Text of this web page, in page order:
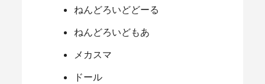
ねんどろいどどーる
ねんどろいどもあ
メカスマ
ドール